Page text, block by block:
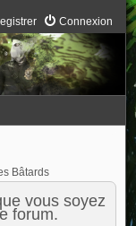
Connexion
Bâtards
vous soyez
forum.